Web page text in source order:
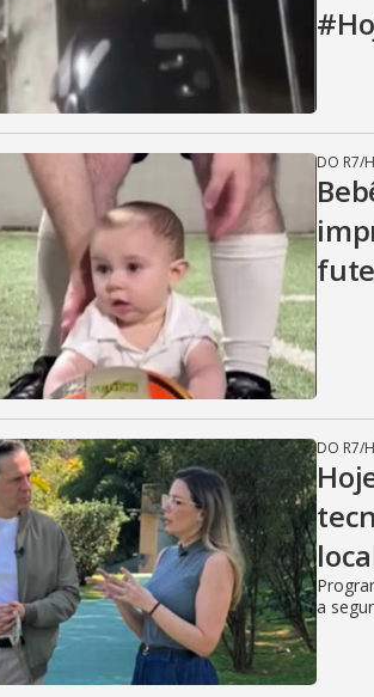
i
d
e
o
DO R7/
DO R7/
a